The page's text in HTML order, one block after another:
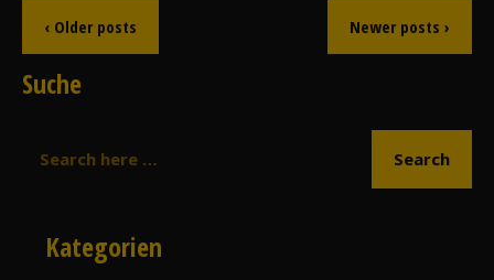
‹ Older posts Newer posts ›
Suche
Kategorien